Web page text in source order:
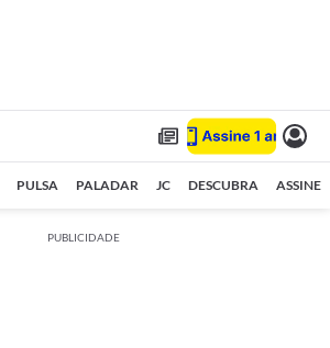
PULSA PALADAR JC DESCUBRA ASSINE
PUBLICIDADE